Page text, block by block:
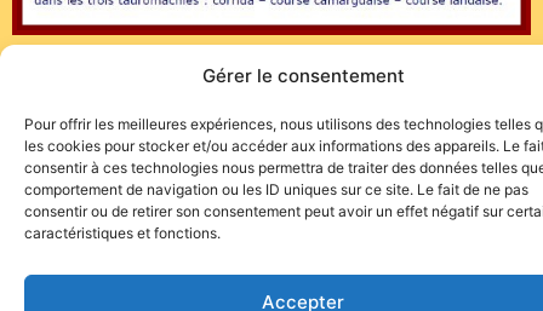
Gérer le consentement
Pour offrir les meilleures expériences, nous utilisons des technologies telles
les cookies pour stocker et/ou accéder aux informations des appareils. Le
consentir à ces technologies nous permettra de traiter des données telles
comportement de navigation ou les ID uniques sur ce site. Le fait de ne pas
consentir ou de retirer son consentement peut avoir un effet négatif sur
caractéristiques et fonctions.
Accepter
Site de l'association TOROFIESTA